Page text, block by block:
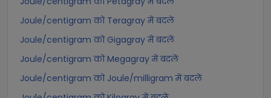
Joule/centigram को Teragray में बदलें
Joule/centigram को Gigagray में बदलें
Joule/centigram को Megagray में बदलें
Joule/centigram को Joule/milligram में बदलें